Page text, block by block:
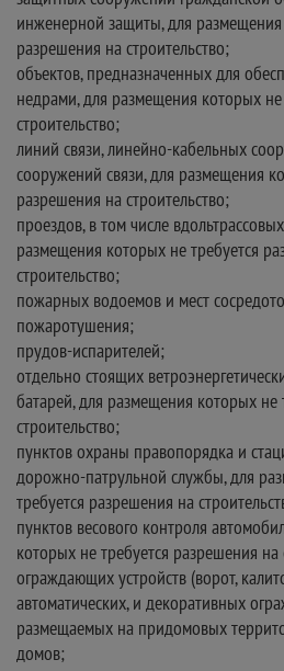
инженерной защиты, для размещения
разрешения на строительство;
объектов, предназначенных для
недрами, для размещения которых
строительство;
линий связи, линейно-кабельных
сооружений связи, для размещения
разрешения на строительство;
проездов, в том числе
размещения которых не требуется
строительство;
пожарных водоемов и мест
пожаротушения;
прудов-испарителей;
отдельно стоящих
батарей, для размещения которых не
строительство;
пунктов охраны правопорядка и
дорожно-патрульной службы, для
требуется разрешения на
пунктов весового контроля
которых не требуется разрешения на
ограждающих устройств (ворот,
автоматических, и декоративных
размещаемых на придомовых
домов;